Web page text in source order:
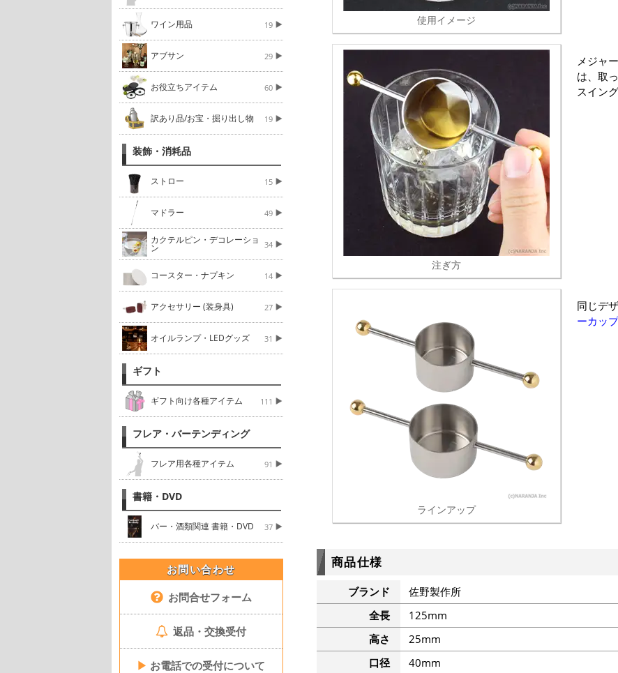
ワイン用品 19
アブサン 29
お役立ちアイテム 60
訳あり品/お宝・掘り出し物 19
装飾・消耗品
ストロー 15
マドラー 49
カクテルピン・デコレーショ
ン 34
コースター・ナプキン 14
アクセサリー (装身具) 27
オイルランプ・LEDグッズ 31
ギフト
ギフト向け各種アイテム 111
フレア・バーテンディング
フレア用各種アイテム 91
書籍・DVD
バー・酒類関連 書籍・DVD 37
お問い合わせ
お問合せフォーム
返品・交換受付
▶ お電話での受付について
使用イメージ
注ぎ方
メジャ
は、取
スイン
ラインアップ
同じデ
ーカッ
商品仕様
ブランド
佐野製作所
全長
125mm
高さ
25mm
口径
40mm